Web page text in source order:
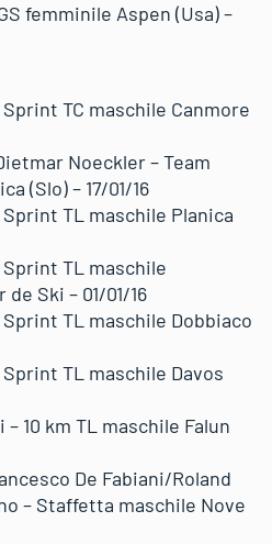
femminile Aspen (Usa) –
TC maschile Canmore
Noeckler – Team
(Slo) – 17/01/16
TL maschile Planica
Sprint TL maschile
Ski – 01/01/16
TL maschile Dobbiaco
TL maschile Davos
10 km TL maschile Falun
De Fabiani/Roland
– Staffetta maschile Nove